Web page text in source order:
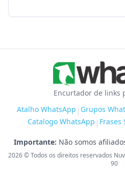
Encurtador de links
Atalho WhatsApp | Grupos
Catalogo WhatsApp | Frases
Importante: Não somos
2026© Todos os direitos reservados
90